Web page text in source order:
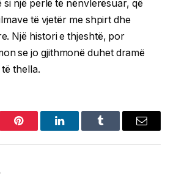
si një perlë të nënvlerësuar, që
të vjetër me shpirt dhe
Një histori e thjeshtë, por
se jo gjithmonë duhet dramë
thella.
Pinterest LinkedInTumblr Email